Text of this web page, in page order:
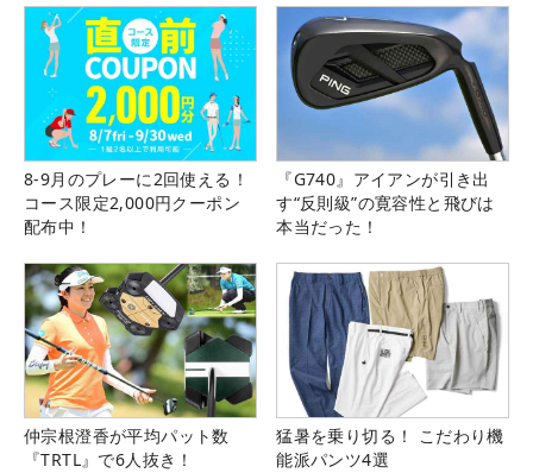
8-9月のプレーに2回使える！
コース限定2,000円クーポン
配布中！
『G740』アイアンが引き出
す“反則級”の寛容性と飛びは
本当だった！
仲宗根澄香が平均パット数
『TRTL』で6人抜き！
猛暑を乗り切る！ こだわり機
能派パンツ4選